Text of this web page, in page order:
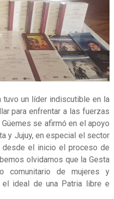
tuvo un líder indiscutible en la
para enfrentar a las fuerzas
se afirmó en el apoyo
y Jujuy, en especial el sector
desde el inicio el proceso de
olvidarnos que la Gesta
comunitario de mujeres y
ideal de una Patria libre e